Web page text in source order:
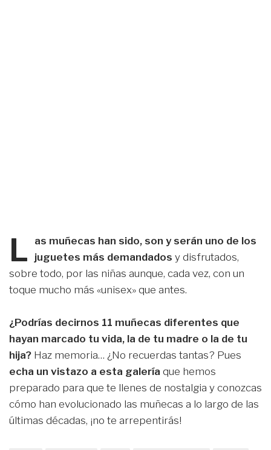
L
as muñecas han sido, son y serán uno de los
juguetes más demandados y disfrutados,
sobre todo, por las niñas aunque, cada vez, con un
toque mucho más «unisex» que antes.
¿Podrías decirnos 11 muñecas diferentes que
hayan marcado tu vida, la de tu madre o la de tu
hija? Haz memoria… ¿No recuerdas tantas? Pues
echa un vistazo a esta galería que hemos
preparado para que te llenes de nostalgia y conozcas
cómo han evolucionado las muñecas a lo largo de las
últimas décadas, ¡no te arrepentirás!